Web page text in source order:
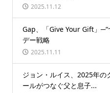
2025.11.12
Gap、「Give Your Gift」─“
デー戦略
2025.11.11
ジョン・ルイス、2025年
ールがつなぐ父と息子...